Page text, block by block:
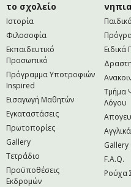
το σχολείο
Ιστορία
Φιλοσοφία
Εκπαιδευτικό
Προσωπικό
Πρόγραμμα Υποτροφιών
Inspired
Εισαγωγή Μαθητών
Εγκαταστάσεις
Πρωτοπορίες
Gallery
Τετράδιο
Προϋποθέσεις
Εκδρομών
Τμήμα
Λόγου
Αγγλικά
Gallery
F.A.Q.
Ρούχα